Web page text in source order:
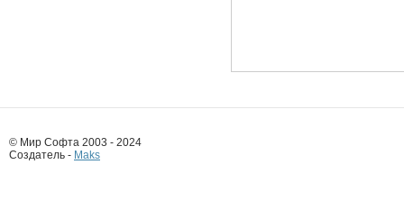
© Мир Софта 2003 - 2024
Создатель - Maks